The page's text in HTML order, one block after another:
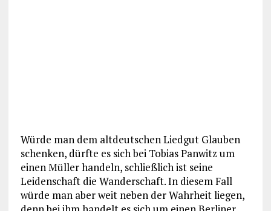
Würde man dem altdeutschen Liedgut Glauben
schenken, dürfte es sich bei Tobias Panwitz um
einen Müller handeln, schließlich ist seine
Leidenschaft die Wanderschaft. In diesem Fall
würde man aber weit neben der Wahrheit liegen,